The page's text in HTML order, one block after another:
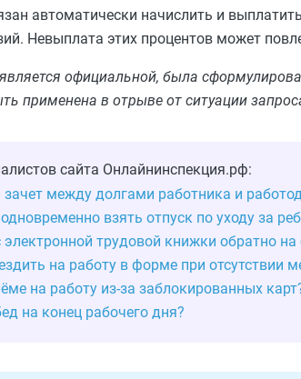
автоматически начислить и
Невыплата этих процентов может
официальной, была
применена в отрыве от ситуации
сайта Онлайнинспекция.рф:
между долгами работника и
взять отпуск по уходу за
трудовой книжки обратно
на работу в форме при отсутствии
на работу из-за заблокированных
на конец рабочего дня?